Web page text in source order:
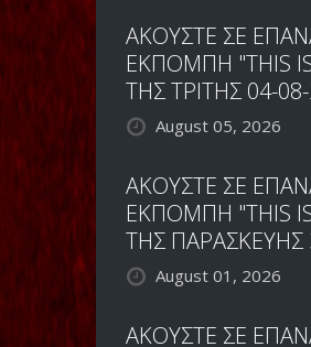
ΑΚΟΥΣΤΕ ΣΕ
ΕΚΠΟΜΠΗ "THIS IS
ΤΗΣ ΤΡΙΤΗΣ 04-
August 05, 2026
ΑΚΟΥΣΤΕ ΣΕ
ΕΚΠΟΜΠΗ "THIS IS
ΤΗΣ ΠΑΡΑΣΚΕΥΗΣ
August 01, 2026
ΑΚΟΥΣΤΕ ΣΕ